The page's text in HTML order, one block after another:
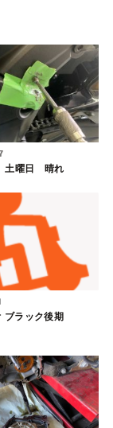
土曜日 晴れ
ブラック後期